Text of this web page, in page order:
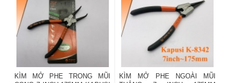
KÌM MỞ PHE TRONG MŨI
KÌM MỞ PHE NGOÀI MŨI